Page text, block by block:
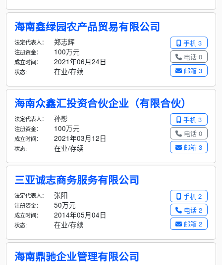
海南鑫绿园农产品贸易有限公司
手机 3
电话 0
邮箱 3
法定代表人： 郑志辉
注册资金： 100万元
成立时间： 2021年06月24日
状态: 在业/存续
海南众鑫汇投资合伙企业（有限合伙）
手机 3
电话 0
邮箱 3
法定代表人： 孙影
注册资金： 100万元
成立时间： 2021年03月12日
状态: 在业/存续
三亚诚志商务服务有限公司
手机 2
电话 2
邮箱 2
法定代表人： 张阳
注册资金： 50万元
成立时间： 2014年05月04日
状态: 在业/存续
海南鼎驰企业管理有限公司